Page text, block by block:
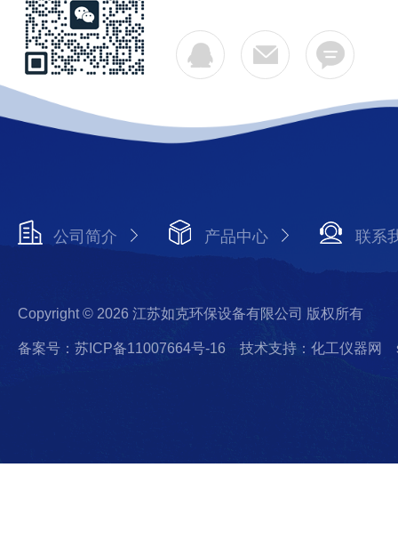
公司简介 产品中心 联系
Copyright © 2026 江苏如克环保设备有限公司 版权所有
备案号：苏ICP备11007664号-16 技术支持：化工仪器网